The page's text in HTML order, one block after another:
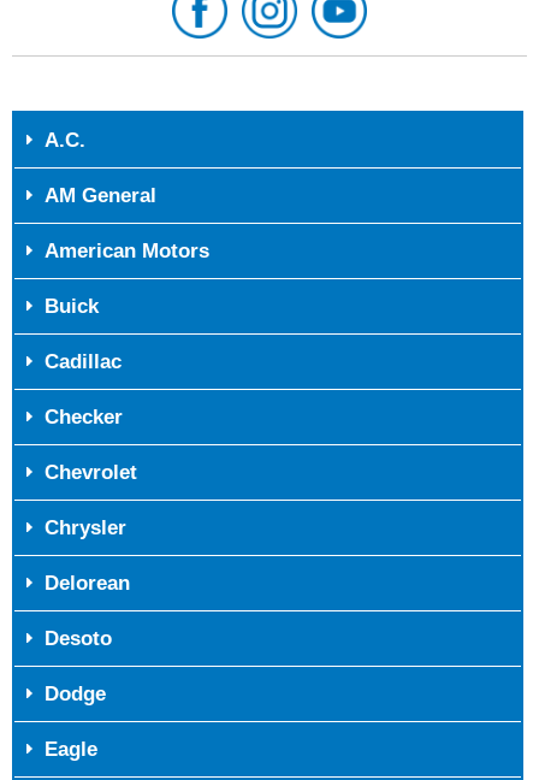
A.C.
AM General
American Motors
Buick
Cadillac
Checker
Chevrolet
Chrysler
Delorean
Desoto
Dodge
Eagle